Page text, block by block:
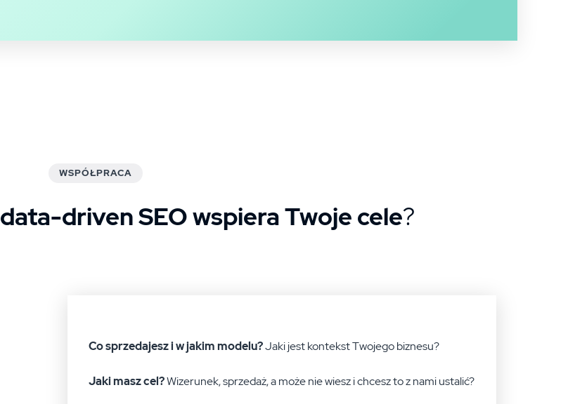
WSPÓŁPRACA
data-driven SEO wspiera Twoje cele?
Co sprzedajesz i w jakim modelu?Jaki jest kontekst Twojego biznesu?
Jaki masz cel?Wizerunek, sprzedaż, a może nie wiesz i chcesz to z nami ustalić?